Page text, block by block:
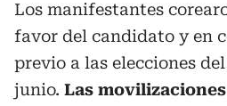
Los manifestantes
favor del candidato y en
previo a las elecciones
junio. Las